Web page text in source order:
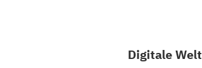
Digitale Welt